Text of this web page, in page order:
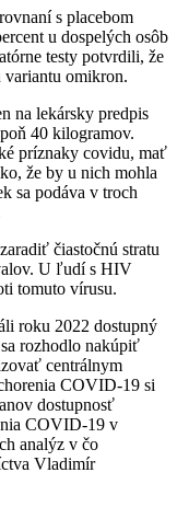
s placebom
u dospelých osôb
testy potvrdili, že
omikron.
na lekársky predpis
40 kilogramov.
príznaky covidu, mať
že by u nich mohla
sa podáva v troch
čiastočnú stratu
U ľudí s HIV
tomuto vírusu.
roku 2022 dostupný
rozhodlo nakúpiť
centrálnym
COVID-19 si
dostupnosť
COVID-19 v
analýz v čo
Vladimír